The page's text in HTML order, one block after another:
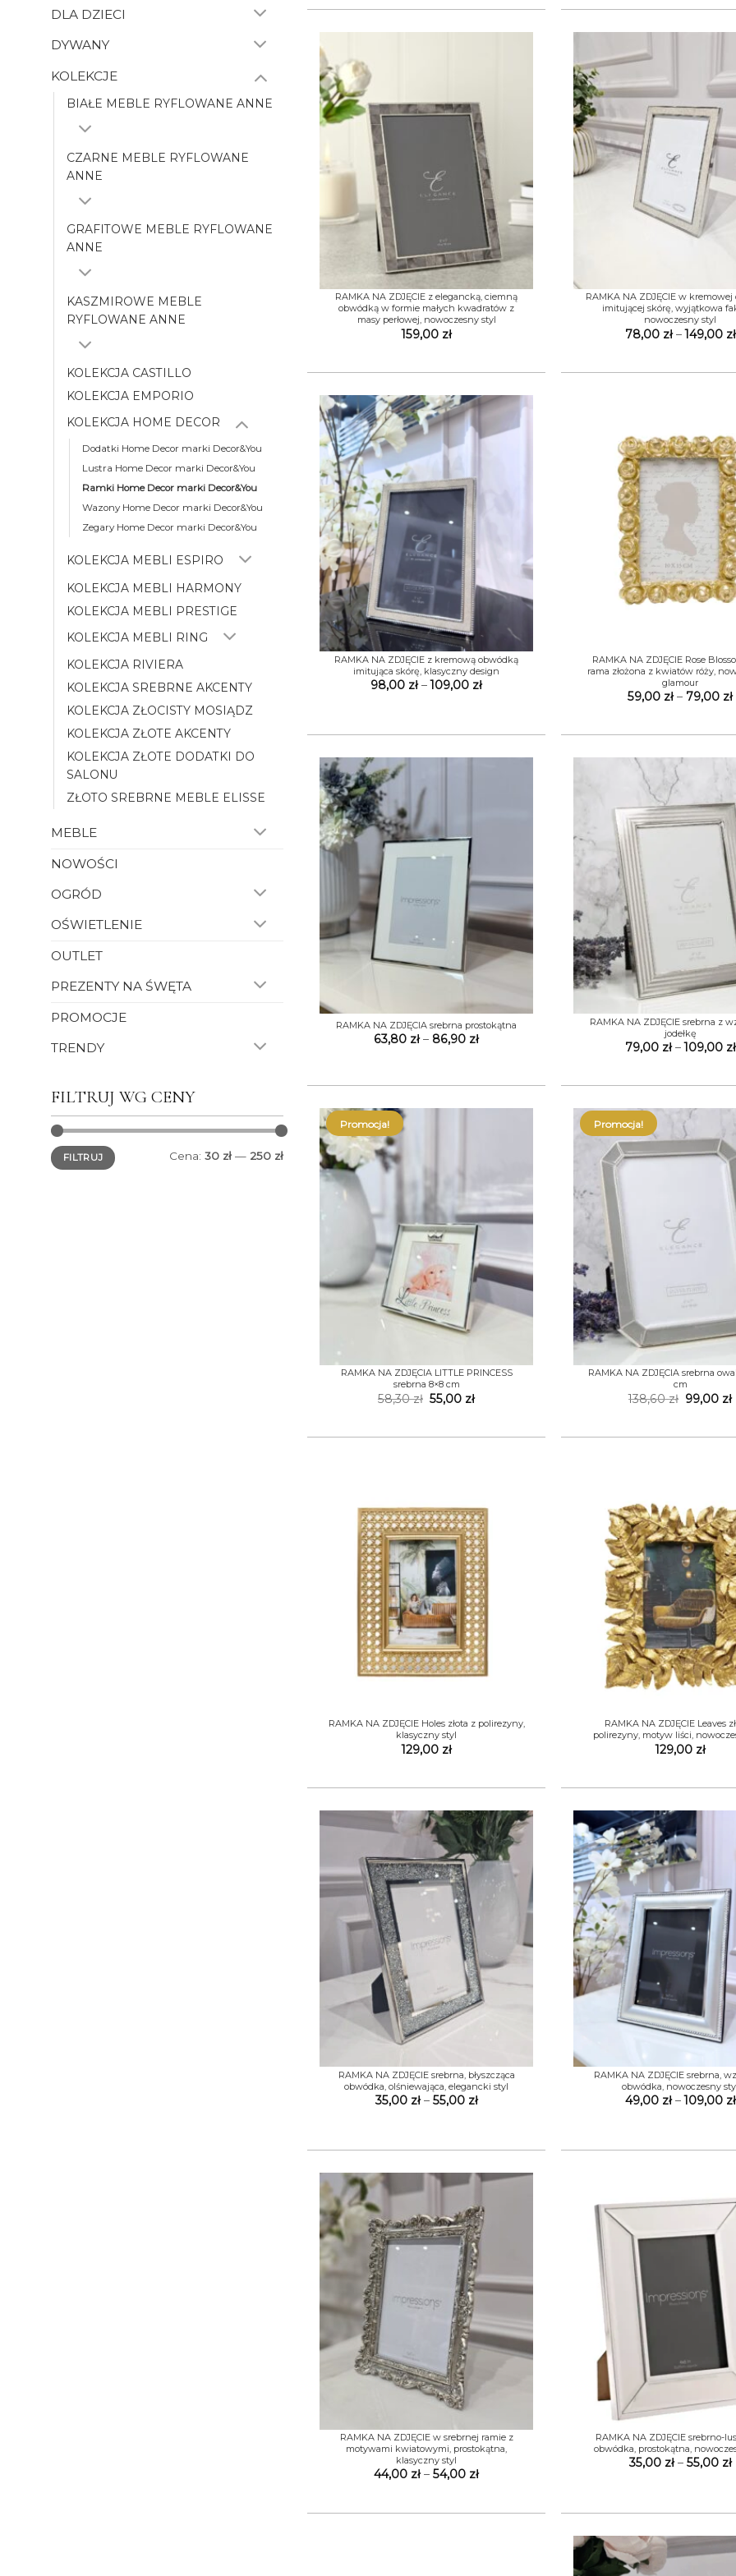
DLA DZIECI
DYWANY
KOLEKCJE
BIAŁE MEBLE RYFLOWANE ANNE
CZARNE MEBLE RYFLOWANE
ANNE
GRAFITOWE MEBLE RYFLOWANE
ANNE
KASZMIROWE MEBLE
RYFLOWANE ANNE
KOLEKCJA CASTILLO
KOLEKCJA EMPORIO
KOLEKCJA HOME DECOR
Dodatki Home Decor marki Decor&You
Lustra Home Decor marki Decor&You
Ramki Home Decor marki Decor&You
Wazony Home Decor marki Decor&You
Zegary Home Decor marki Decor&You
KOLEKCJA MEBLI ESPIRO
KOLEKCJA MEBLI HARMONY
KOLEKCJA MEBLI PRESTIGE
KOLEKCJA MEBLI RING
KOLEKCJA RIVIERA
KOLEKCJA SREBRNE AKCENTY
KOLEKCJA ZŁOCISTY MOSIĄDZ
KOLEKCJA ZŁOTE AKCENTY
KOLEKCJA ZŁOTE DODATKI DO
SALONU
ZŁOTO SREBRNE MEBLE ELISSE
MEBLE
NOWOŚCI
OGRÓD
OŚWIETLENIE
OUTLET
PREZENTY NA ŚWĘTA
PROMOCJE
TRENDY
FILTRUJ WG CENY
Cena
min.
Cena
maks.FILTRUJ Cena: 30 zł— 250 zł
RAMKA NA ZDJĘCIE z elegancką, ciemną
obwódką w formie małych kwadratów z
masy perłowej, nowoczesny styl
159,00 zł
RAMKA NA ZDJĘCIE w kremowej
imitującej skórę, wyjątkowa
nowoczesny styl
78,00 zł – 149,00 zł
+
RAMKA NA ZDJĘCIE z kremową obwódką
imitująca skórę, klasyczny design
98,00 zł – 109,00 złZakres
109,00 zł
RAMKA NA ZDJĘCIE Rose
rama złożona z kwiatów róży,
glamour
59,00 zł – 79,00 zł
RAMKA NA ZDJĘCIA srebrna prostokątna
63,80 zł – 86,90 złZakres
RAMKA NA ZDJĘCIE srebrna z
jodełkę
79,00 zł – 109,00 zł
Promocja!
RAMKA NA ZDJĘCIA LITTLE PRINCESS
srebrna 8×8 cm
58,30zł Pierwotna
cena
55,00 złAktualna
Promocja!
RAMKA NA ZDJĘCIA srebrna
cm
138,60zł Pierwotna
cena
99,00 zł
RAMKA NA ZDJĘCIE Holes złota z polirezyny,
klasyczny styl
129,00 zł
RAMKA NA ZDJĘCIE Leaves
polirezyny, motyw liści,
129,00 zł
RAMKA NA ZDJĘCIE srebrna, błyszcząca
obwódka, olśniewająca, elegancki styl
35,00 zł – 55,00 złZakres
55,00 zł
RAMKA NA ZDJĘCIE srebrna,
obwódka, nowoczesny
49,00 zł – 109,00 zł
RAMKA NA ZDJĘCIE w srebrnej ramie z
motywami kwiatowymi, prostokątna,
klasyczny styl
44,00 zł – 54,00 złZakres
do
RAMKA NA ZDJĘCIE srebrno-
obwódka, prostokątna,
35,00 zł – 55,00 zł